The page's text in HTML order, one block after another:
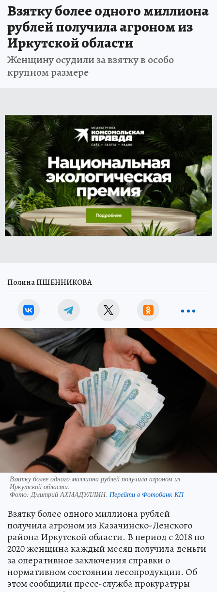
Взятку более одного миллиона
рублей получила агроном из
Иркутской области
Женщину осудили за взятку в особо
крупном размере
Полина ПШЕННИКОВА
Взятку более одного миллиона рублей получила агроном из
Иркутской области.
Фото:Дмитрий АХМАДУЛЛИН. Перейти в Фотобанк КП
Взятку более одного миллиона рублей
получила агроном из Казачинско-Ленского
района Иркутской области. В период с 2018 по
2020 женщина каждый месяц получила деньги
за оперативное заключения справки о
нормативном состоянии лесопродукции. Об
этом сообщили пресс-служба прокуратуры